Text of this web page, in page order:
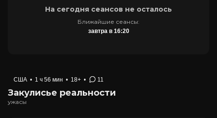
На сегодня сеансов не осталось
Ближайшие сеансы:
завтра в 16:20
США • 1 ч 56 мин • 18+ • 11
Закулисье реальности
ужасы